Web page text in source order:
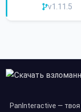
v1.11.5
PanInteractive —